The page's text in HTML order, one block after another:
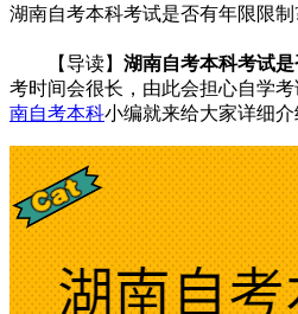
湖南自考本科考试是否有年限限制
【导读】 湖南自考本科考试
考时间会很长，由此会担心自学
南自考本科小编就来给大家详细介